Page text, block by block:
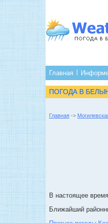
Главная
ПОГОДА В
Главная ->
В настоящее
Ближайший